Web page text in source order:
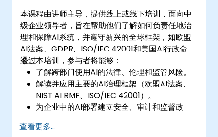
本课程由讲师主导，提供线上或线下培训，面向中
级企业领导者，旨在帮助他们了解如何负责任地治
理和保障AI系统，并遵守新兴的全球框架，如欧盟
AI法案、GDPR、ISO/IEC 42001和美国AI行政命
令。
通过本培训，参与者将能够：
了解跨部门使用AI的法律、伦理和监管风险。
解读并应用主要的AI治理框架（欧盟AI法案、
NIST AI RMF、ISO/IEC 42001）。
为企业中的AI部署建立安全、审计和监督政
制定第三方和内部AI系统的采购与使用指南。
查看更多...